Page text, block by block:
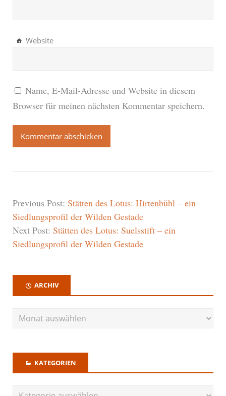
Website
Name, E-Mail-Adresse und Website in diesem
Browser für meinen nächsten Kommentar speichern.
Previous Post: Stätten des Lotus: Hirtenbühl – ein
Siedlungsprofil der Wilden Gestade
Next Post: Stätten des Lotus: Suelsstift – ein
Siedlungsprofil der Wilden Gestade
ARCHIV
KATEGORIEN